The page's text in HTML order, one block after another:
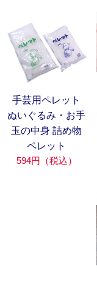
手芸用ペレット
ぬいぐるみ・お手
玉の中身 詰め物
ペレット
594円（税込）